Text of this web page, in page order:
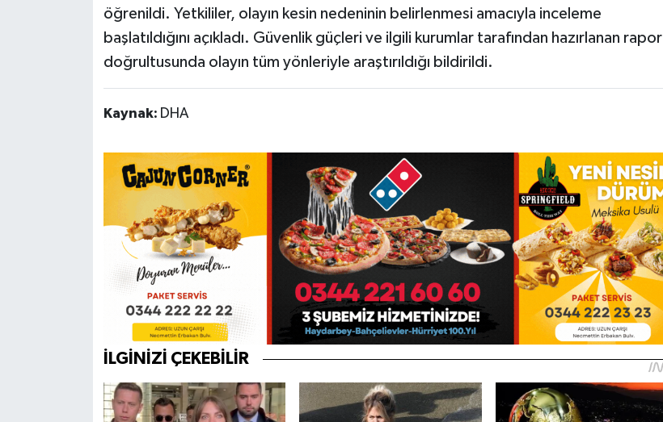
öğrenildi. Yetkililer, olayın kesin nedeninin belirlenmesi amacıyla inceleme
başlatıldığını açıkladı. Güvenlik güçleri ve ilgili kurumlar tarafından hazırlanan rapor
doğrultusunda olayın tüm yönleriyle araştırıldığı bildirildi.
Kaynak: DHA